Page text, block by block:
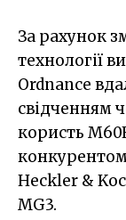
За рахунок
технології
Ordnance
свідченням
користь
Heckler &
MG3.